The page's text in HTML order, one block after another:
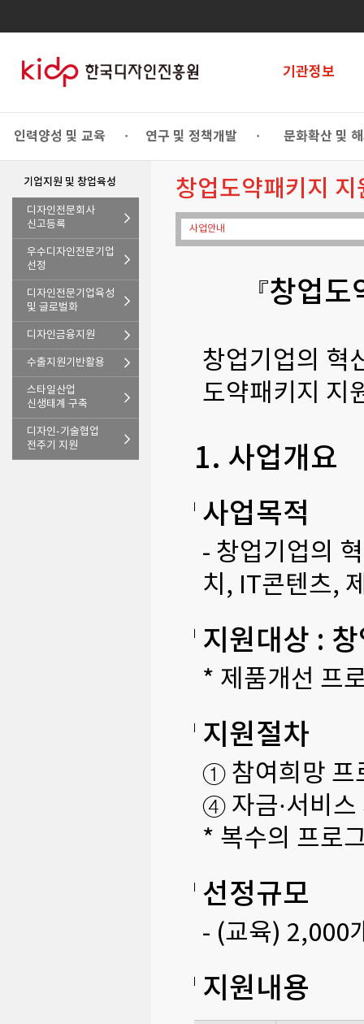
기관정보
인력양성 및 교육 • 연구 및 정책개발 • 문화확산 및
기업지원 및 창업육성
디자인전문회사
신고등록
우수디자인전문기업
선정
디자인전문기업육성
및 글로벌화
디자인금융지원
수출지원기반활용
스타일산업
신생태계 구축
디자인-기술협업
전주기 지원
창업도약패키지 지
사업안내
『창업
창업기업의 혁
도약패키지 지
1. 사업개요
사업목적
- 창업기업의
치, IT콘텐츠,
지원대상 :
* 제품개선 프
지원절차
① 참여희망
④ 자금·서비
* 복수의 프로
선정규모
- (교육) 2,000
지원내용